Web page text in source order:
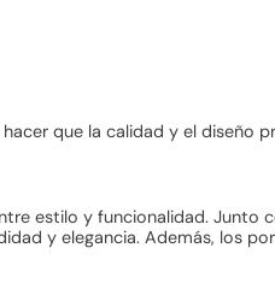
que la calidad y el diseño
estilo y funcionalidad. Junto
y elegancia. Además, los